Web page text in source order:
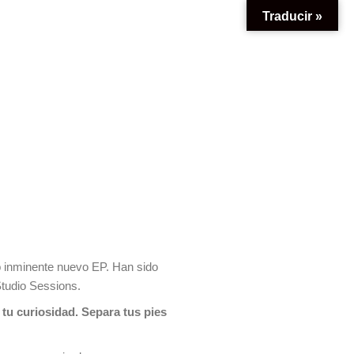
inminente nuevo EP. Han sido
Sessions.
curiosidad. Separa tus pies
Traducir »